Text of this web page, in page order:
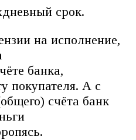
срок.
на исполнение,
банка,
покупателя. А с
счёта банк